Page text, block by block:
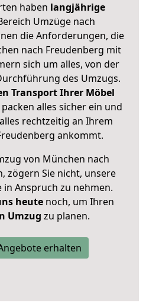
haben langjährige
Umzüge nach
die Anforderungen, die
nach Freudenberg mit
sich um alles, von der
des Umzugs.
Transport Ihrer Möbel
packen alles sicher ein und
rechtzeitig an Ihrem
ankommt.
von München nach
zögern Sie nicht, unsere
Anspruch zu nehmen.
heutenoch, um Ihren
Umzug zu planen.
erhalten